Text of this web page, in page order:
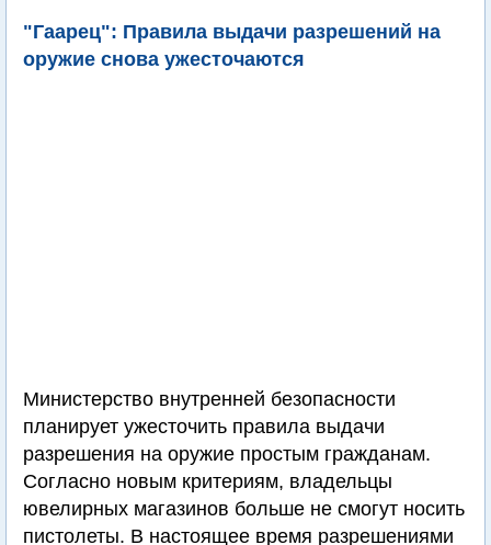
"Гаарец": Правила выдачи разрешений на
оружие снова ужесточаются
Министерство внутренней безопасности
планирует ужесточить правила выдачи
разрешения на оружие простым гражданам.
Согласно новым критериям, владельцы
ювелирных магазинов больше не смогут носить
пистолеты. В настоящее время разрешениями